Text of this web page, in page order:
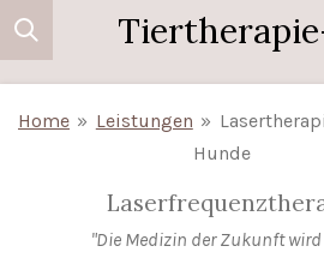
Zum
Hauptinhalt
Home » Leistungen »
Hunde
"Die Medizin der Zukunft wird